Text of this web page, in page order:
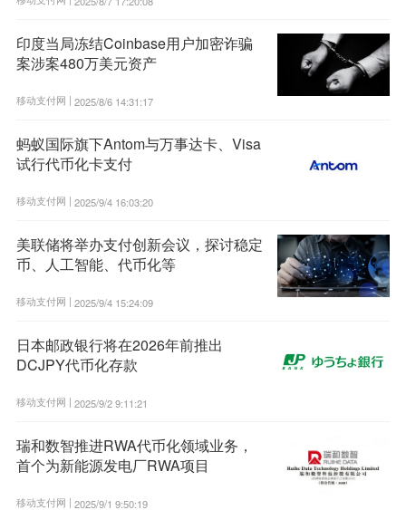
印度当局冻结Coinbase用户加密诈骗
案涉案480万美元资产
移动支付网 | 2025/8/6 14:31:17
蚂蚁国际旗下Antom与万事达卡、Visa
试行代币化卡支付
移动支付网 | 2025/9/4 16:03:20
美联储将举办支付创新会议，探讨稳定
币、人工智能、代币化等
移动支付网 | 2025/9/4 15:24:09
日本邮政银行将在2026年前推出
DCJPY代币化存款
移动支付网 | 2025/9/2 9:11:21
瑞和数智推进RWA代币化领域业务，
首个为新能源发电厂RWA项目
移动支付网 | 2025/9/1 9:50:19